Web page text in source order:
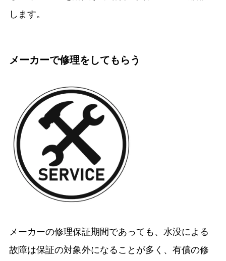
します。
メーカーで修理をしてもらう
メーカーの修理保証期間であっても、水没による
故障は保証の対象外になることが多く、有償の修